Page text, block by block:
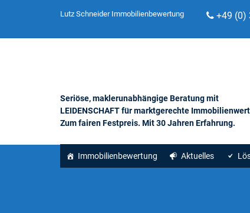
Lutz Schneider Immobilienbewertung +49 (0)
Seriöse, maklerunabhängige Beratung mit
LEIDENSCHAFT für marktgerechte
Zum fairen Festpreis. Mit 30 Jahren Erfahrung.
Immobilienbewertung Aktuelles